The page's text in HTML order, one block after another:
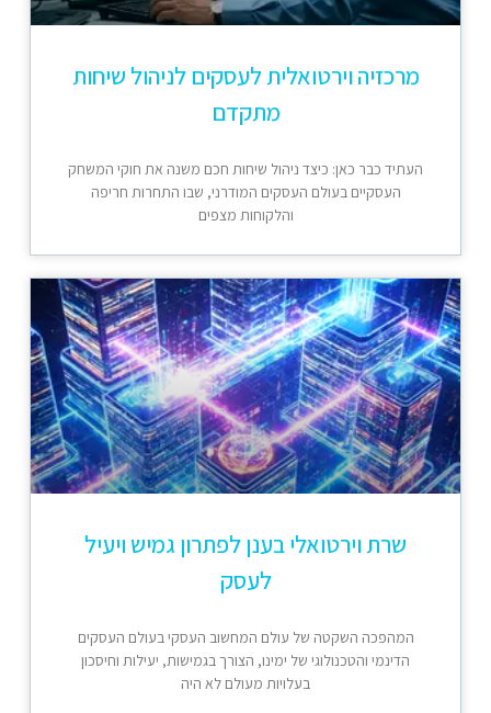
מרכזיה וירטואלית לעסקים לניהול שיחות
מתקדם
העתיד כבר כאן: כיצד ניהול שיחות חכם משנה את חוקי המשחק
העסקיים בעולם העסקים המודרני, שבו התחרות חריפה
והלקוחות מצפים
שרת וירטואלי בענן לפתרון גמיש ויעיל
לעסק
המהפכה השקטה של עולם המחשוב העסקי בעולם העסקים
הדינמי והטכנולוגי של ימינו, הצורך בגמישות, יעילות וחיסכון
בעלויות מעולם לא היה